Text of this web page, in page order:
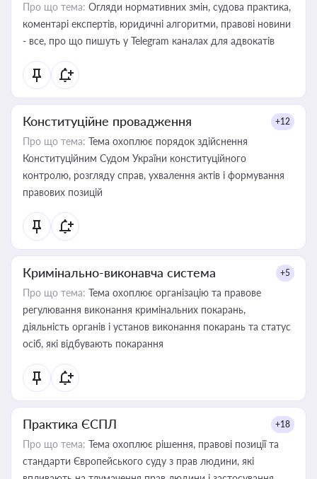
Про що тема: Огляди нормативних змін, судова практика,
коментарі експертів, юридичні алгоритми, правові новини
- все, про що пишуть у Telegram каналах для адвокатів
Конституційне провадження +12
Про що тема: Тема охоплює порядок здійснення
Конституційним Судом України конституційного
контролю, розгляду справ, ухвалення актів і формування
правових позицій
Кримінально-виконавча система +5
Про що тема: Тема охоплює організацію та правове
регулювання виконання кримінальних покарань,
діяльність органів і установ виконання покарань та статус
осіб, які відбувають покарання
Практика ЄСПЛ +18
Про що тема: Тема охоплює рішення, правові позиції та
стандарти Європейського суду з прав людини, які